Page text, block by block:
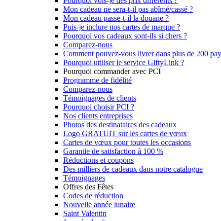
Mon cadeau ne sera-t-il pas abîmé/cassé ?
Mon cadeau passe-t-il la douane ?
Puis-je inclure nos cartes de marque ?
Pourquoi vos cadeaux sont-ils si chers ?
Comparez-nous
Comment pouvez-vous livrer dans plus de 200
Pourquoi utiliser le service GiftyLink ?
Pourquoi commander avec PCI
Programme de fidélité
Comparez-nous
Témoignages de clients
Pourquoi choisir PCI ?
Nos clients entreprises
Photos des destinataires des cadeaux
Logo GRATUIT sur les cartes de vœux
Cartes de vœux pour toutes les occasions
Garantie de satisfaction à 100 %
Réductions et coupons
Des milliers de cadeaux dans notre catalogue
Témoignages
Offres des Fêtes
Codes de réduction
Nouvelle année lunaire
Saint Valentin